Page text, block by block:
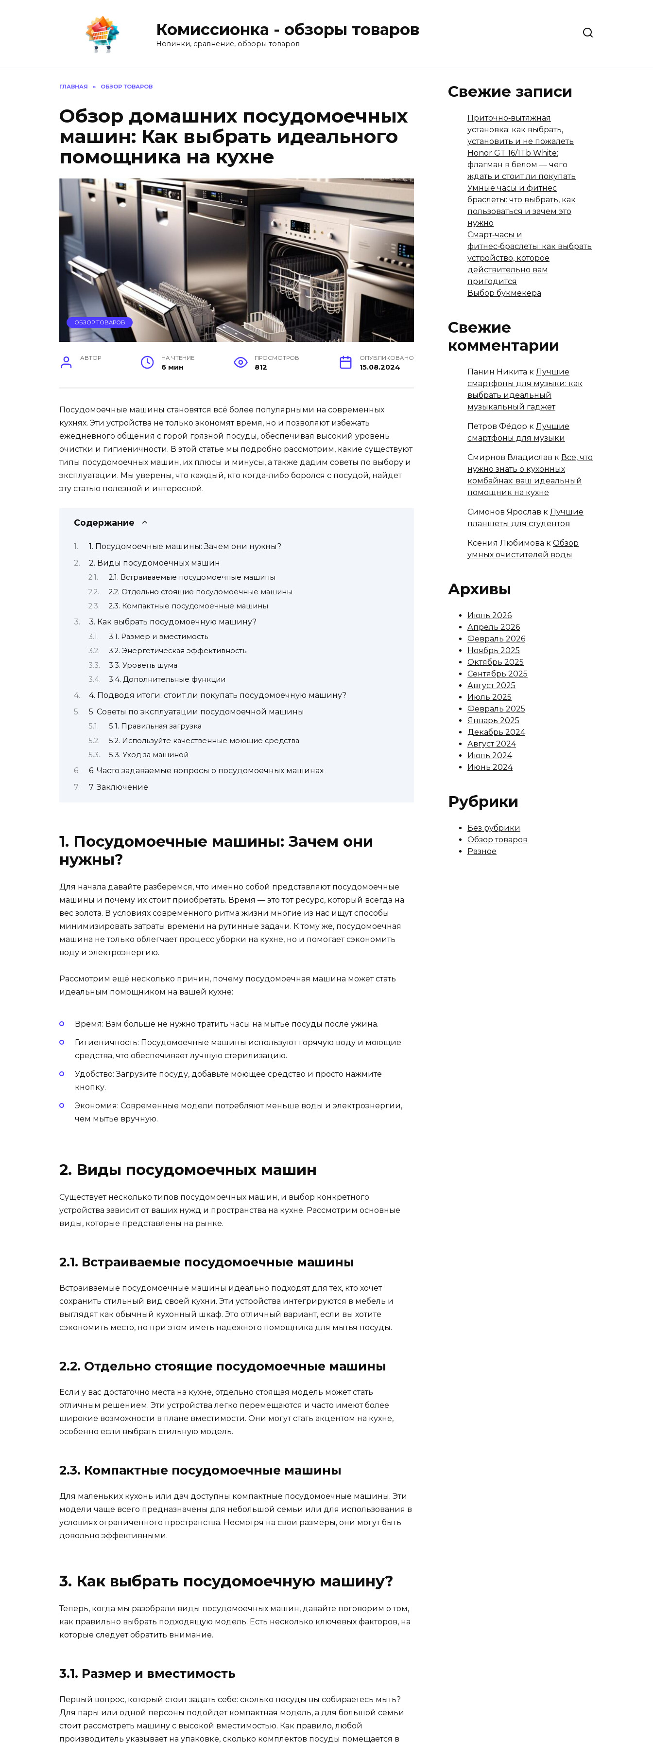
Комиссионка - обзоры товаров
Новинки, сравнение, обзоры товаров
ГЛАВНАЯ » ОБЗОР ТОВАРОВ
Обзор домашних посудомоечных
машин: Как выбрать идеального
помощника на кухне
ОБЗОР ТОВАРОВ
АВТОР НА ЧТЕНИЕ
6 мин
ПРОСМОТРОВ
812
ОПУБЛИКОВАНО
15.08.2024
Посудомоечные машины становятся всё более популярными на современных
кухнях. Эти устройства не только экономят время, но и позволяют избежать
ежедневного общения с горой грязной посуды, обеспечивая высокий уровень
очистки и гигиеничности. В этой статье мы подробно рассмотрим, какие существуют
типы посудомоечных машин, их плюсы и минусы, а также дадим советы по выбору и
эксплуатации. Мы уверены, что каждый, кто когда-либо боролся с посудой, найдет
эту статью полезной и интересной.
Содержание
1. Посудомоечные машины: Зачем они нужны?
2. Виды посудомоечных машин
2.1. Встраиваемые посудомоечные машины
2.2. Отдельно стоящие посудомоечные машины
2.3. Компактные посудомоечные машины
3. Как выбрать посудомоечную машину?
3.1. Размер и вместимость
3.2. Энергетическая эффективность
3.3. Уровень шума
3.4. Дополнительные функции
4. Подводя итоги: стоит ли покупать посудомоечную машину?
5. Советы по эксплуатации посудомоечной машины
5.1. Правильная загрузка
5.2. Используйте качественные моющие средства
5.3. Уход за машиной
6. Часто задаваемые вопросы о посудомоечных машинах
7. Заключение
1. Посудомоечные машины: Зачем они
нужны?
Для начала давайте разберёмся, что именно собой представляют посудомоечные
машины и почему их стоит приобретать. Время — это тот ресурс, который всегда на
вес золота. В условиях современного ритма жизни многие из нас ищут способы
минимизировать затраты времени на рутинные задачи. К тому же, посудомоечная
машина не только облегчает процесс уборки на кухне, но и помогает сэкономить
воду и электроэнергию.
Рассмотрим ещё несколько причин, почему посудомоечная машина может стать
идеальным помощником на вашей кухне:
Время: Вам больше не нужно тратить часы на мытьё посуды после ужина.
Гигиеничность: Посудомоечные машины используют горячую воду и моющие
средства, что обеспечивает лучшую стерилизацию.
Удобство: Загрузите посуду, добавьте моющее средство и просто нажмите
кнопку.
Экономия: Современные модели потребляют меньше воды и электроэнергии,
чем мытье вручную.
2. Виды посудомоечных машин
Существует несколько типов посудомоечных машин, и выбор конкретного
устройства зависит от ваших нужд и пространства на кухне. Рассмотрим основные
виды, которые представлены на рынке.
2.1. Встраиваемые посудомоечные машины
Встраиваемые посудомоечные машины идеально подходят для тех, кто хочет
сохранить стильный вид своей кухни. Эти устройства интегрируются в мебель и
выглядят как обычный кухонный шкаф. Это отличный вариант, если вы хотите
сэкономить место, но при этом иметь надежного помощника для мытья посуды.
2.2. Отдельно стоящие посудомоечные машины
Если у вас достаточно места на кухне, отдельно стоящая модель может стать
отличным решением. Эти устройства легко перемещаются и часто имеют более
широкие возможности в плане вместимости. Они могут стать акцентом на кухне,
особенно если выбрать стильную модель.
2.3. Компактные посудомоечные машины
Для маленьких кухонь или дач доступны компактные посудомоечные машины. Эти
модели чаще всего предназначены для небольшой семьи или для использования в
условиях ограниченного пространства. Несмотря на свои размеры, они могут быть
довольно эффективными.
3. Как выбрать посудомоечную машину?
Теперь, когда мы разобрали виды посудомоечных машин, давайте поговорим о том,
как правильно выбрать подходящую модель. Есть несколько ключевых факторов, на
которые следует обратить внимание.
3.1. Размер и вместимость
Первый вопрос, который стоит задать себе: сколько посуды вы собираетесь мыть?
Для пары или одной персоны подойдет компактная модель, а для большой семьи
стоит рассмотреть машину с высокой вместимостью. Как правило, любой
производитель указывает на упаковке, сколько комплектов посуды помещается в
Свежие записи
Приточно‑вытяжная
установка: как выбрать,
установить и не пожалеть
Honor GT 16/1Tb White:
флагман в белом — чего
ждать и стоит ли покупать
Умные часы и фитнес
браслеты: что выбрать, как
пользоваться и зачем это
нужно
Смарт‑часы и
фитнес‑браслеты: как выбрать
устройство, которое
действительно вам
пригодится
Выбор букмекера
Свежие
комментарии
Панин Никита к Лучшие
смартфоны для музыки: как
выбрать идеальный
музыкальный гаджет
Петров Фёдор к Лучшие
смартфоны для музыки
Смирнов Владислав к Все, что
нужно знать о кухонных
комбайнах: ваш идеальный
помощник на кухне
Симонов Ярослав к Лучшие
планшеты для студентов
Ксения Любимова к Обзор
умных очистителей воды
Архивы
Июль 2026
Апрель 2026
Февраль 2026
Ноябрь 2025
Октябрь 2025
Сентябрь 2025
Август 2025
Июль 2025
Февраль 2025
Январь 2025
Декабрь 2024
Август 2024
Июль 2024
Июнь 2024
Рубрики
Без рубрики
Обзор товаров
Разное